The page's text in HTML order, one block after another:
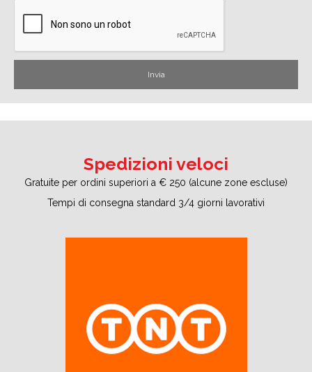
Spedizioni veloci
Gratuite per ordini superiori a € 250 (alcune zone escluse)
Tempi di consegna standard 3/4 giorni lavorativi